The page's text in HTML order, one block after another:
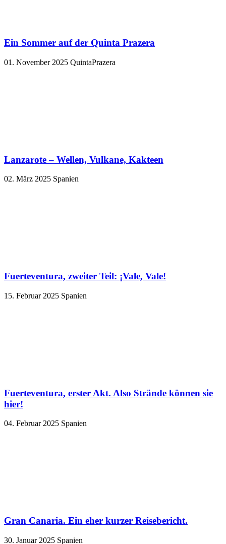
Ein Sommer auf der Quinta Prazera
01. November 2025 QuintaPrazera
Lanzarote – Wellen, Vulkane, Kakteen
02. März 2025 Spanien
Fuerteventura, zweiter Teil: ¡Vale, Vale!
15. Februar 2025 Spanien
Fuerteventura, erster Akt. Also Strände können sie
hier!
04. Februar 2025 Spanien
Gran Canaria. Ein eher kurzer Reisebericht.
30. Januar 2025 Spanien